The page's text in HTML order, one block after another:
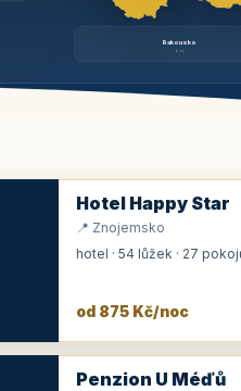
Rakousko
brzy
Hotel Happy Star
📍 Znojemsko
hotel · 54 lůžek · 27
od 875 Kč/noc
Penzion U Méďů